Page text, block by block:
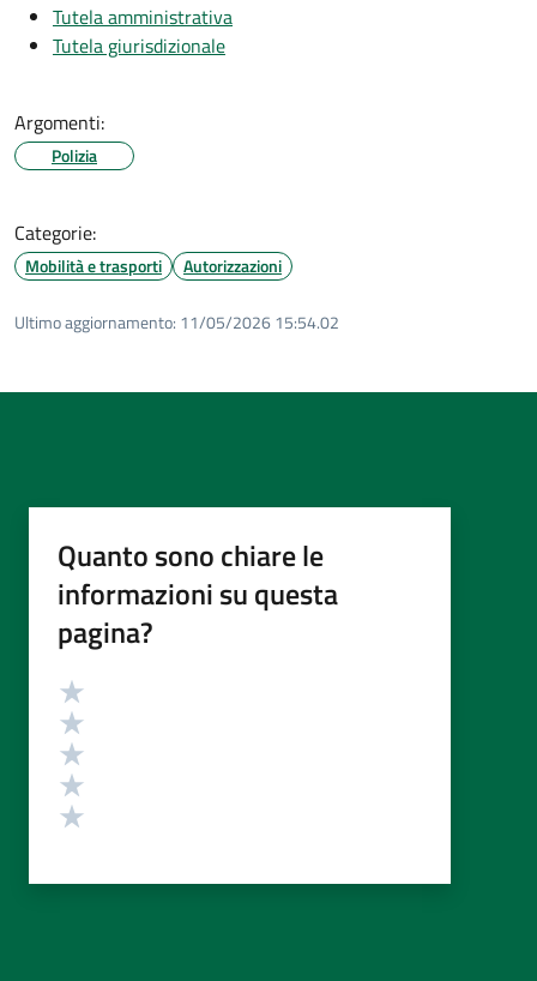
Tutela amministrativa
Tutela giurisdizionale
Argomenti:
Polizia
Categorie:
Mobilità e trasporti Autorizzazioni
Ultimo aggiornamento: 11/05/2026 15:54.02
Quanto sono chiare le
informazioni su questa
pagina?
Valutazione